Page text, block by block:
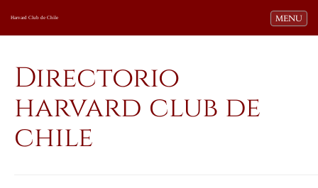
Toggle
MENU
Harvard Club de Chile
Directorio
harvard club de
chile